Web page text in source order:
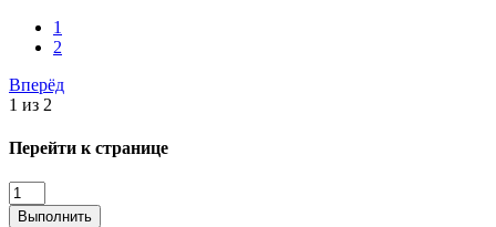
1
2
Вперёд
1 из 2
Перейти к странице
Выполнить